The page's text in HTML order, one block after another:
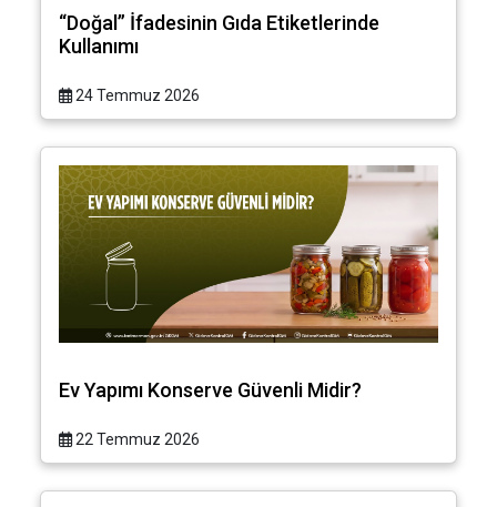
“Doğal” İfadesinin Gıda Etiketlerinde
Kullanımı
24 Temmuz 2026
Ev Yapımı Konserve Güvenli Midir?
22 Temmuz 2026